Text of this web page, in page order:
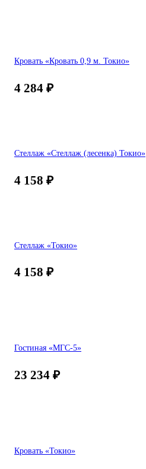
Кровать «Кровать 0,9 м. Токио»
4 284 ₽
Стеллаж «Стеллаж (лесенка) Токио»
4 158 ₽
Стеллаж «Токио»
4 158 ₽
Гостиная «МГС-5»
23 234 ₽
Кровать «Токио»